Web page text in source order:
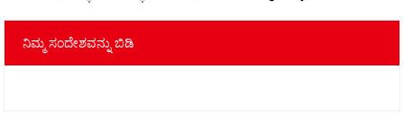
ನಿಮ್ಮ ಸಂದೇಶವನ್ನು ಬಿಡಿ